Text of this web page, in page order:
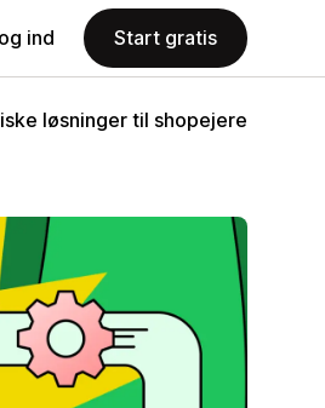
ind Start gratis
løsninger til shopejere